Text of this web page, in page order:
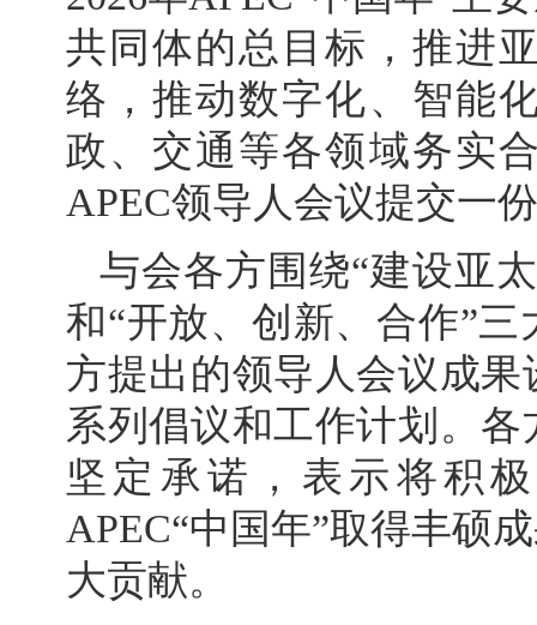
共同体的总目标，推进
络，推动数字化、智能
政、交通等各领域务实
APEC领导人会议提交一
与会各方围绕“建设亚
和“开放、创新、合作”
方提出的领导人会议成
系列倡议和工作计划。
坚定承诺，表示将积
APEC“中国年”取得丰硕
大贡献。